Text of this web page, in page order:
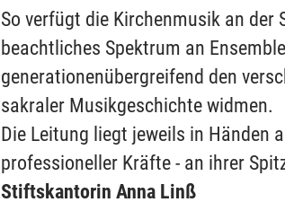
So verfügt die Kirchenmusik an der
beachtliches Spektrum an
generationenübergreifend den
sakraler Musikgeschichte widmen.
Die Leitung liegt jeweils in Händen
professioneller Kräfte - an ihrer
Stiftskantorin Anna Linß